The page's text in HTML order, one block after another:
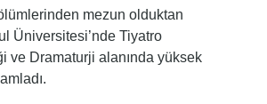
mezun olduktan
Üniversitesi’nde Tiyatro
ve Dramaturji alanında yüksek